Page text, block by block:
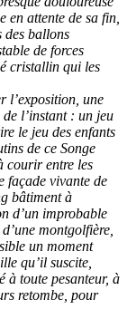
en attente de sa fin,
des ballons
de forces
cristallin qui les
l’exposition, une
l’instant : un jeu
le jeu des enfants
de ce Songe
courir entre les
façade vivante de
bâtiment à
d’un improbable
montgolfière,
un moment
qu’il suscite,
à toute pesanteur, à
retombe, pour